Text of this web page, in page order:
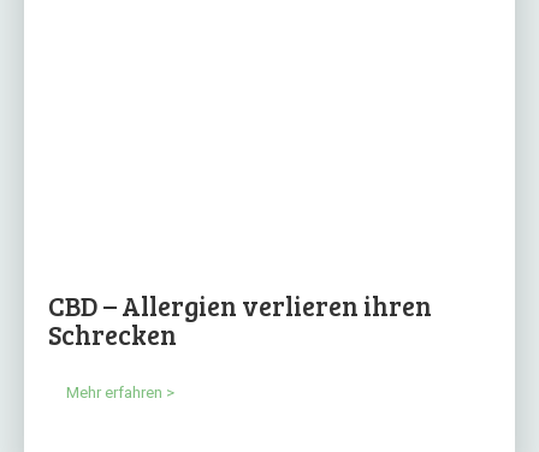
CBD – Allergien verlieren ihren
Schrecken
Mehr erfahren >